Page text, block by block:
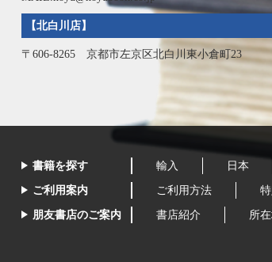
【北白川店】
〒606-8265 京都市左京区北白川東小倉町23
書籍を探す 輸入 日本
ご利用案内 ご利用方法
朋友書店のご案内 書店紹介 所